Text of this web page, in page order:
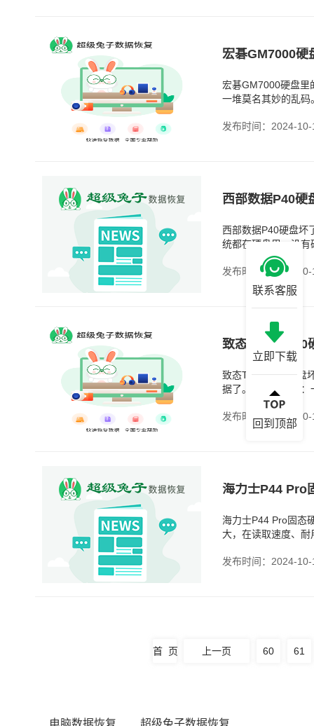
宏碁GM7000硬盘里
一堆莫名其妙的乱
发布时间：2024-10-
西部数据P40硬盘坏
统都在硬盘里。没
盘中读取的。所以
发布时间：2024-10-
致态TiPro7000
致态TiPro7000硬盘
据了。它分为两种
为坏道不仅会影响
发布时间：2024-10-
海力士P44 Pro固态
大，在读取速度、
发布时间：2024-10-
首 页 上一页 60 61
电脑数据恢复 超级兔子数据恢复
联系客服
立即下载
回到顶部